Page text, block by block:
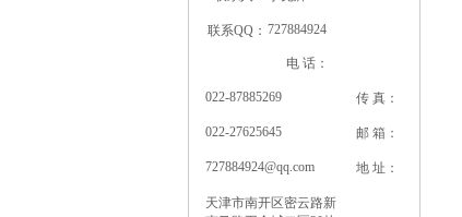
联系QQ： 727884924
电 话：
022-87885269 传 真：
022-27625645 邮 箱：
727884924@qq.com 地 址：
天津市南开区密云路新